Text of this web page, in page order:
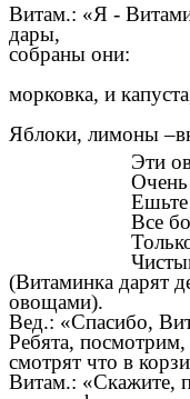
Витам.: «Я -
дары,
собраны они:
морковка, и
Яблоки, лимоны
Эти овощи
Очень
Ешьте и не
Все
Только мыть
Чистыми
(Витаминка дарят
овощами).
Вед.: «Спасибо,
Ребята,
смотрят что в
Витам.: «Скажите,